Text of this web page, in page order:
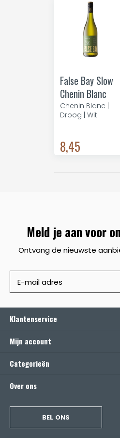
False Bay Slow
Chenin Blanc
Chenin Blanc |
Droog | Wit
8,45
Meld je aan voor
Ontvang de nieuwste
Klantenservice
Mijn account
Categorieën
Over ons
BEL ONS